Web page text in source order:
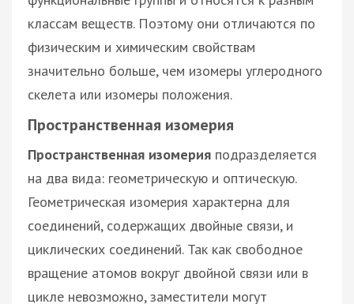
классам веществ. Поэтому они отличаются по
физическим и химическим свойствам
значительно больше, чем изомеры углеродного
скелета или изомеры положения.
Пространственная изомерия
Пространственная изомерия подразделяется
на два вида: геометрическую и оптическую.
Геометрическая изомерия характерна для
соединений, содержащих двойные связи, и
циклических соединений. Так как свободное
вращение атомов вокруг двойной связи или в
цикле невозможно, заместители могут